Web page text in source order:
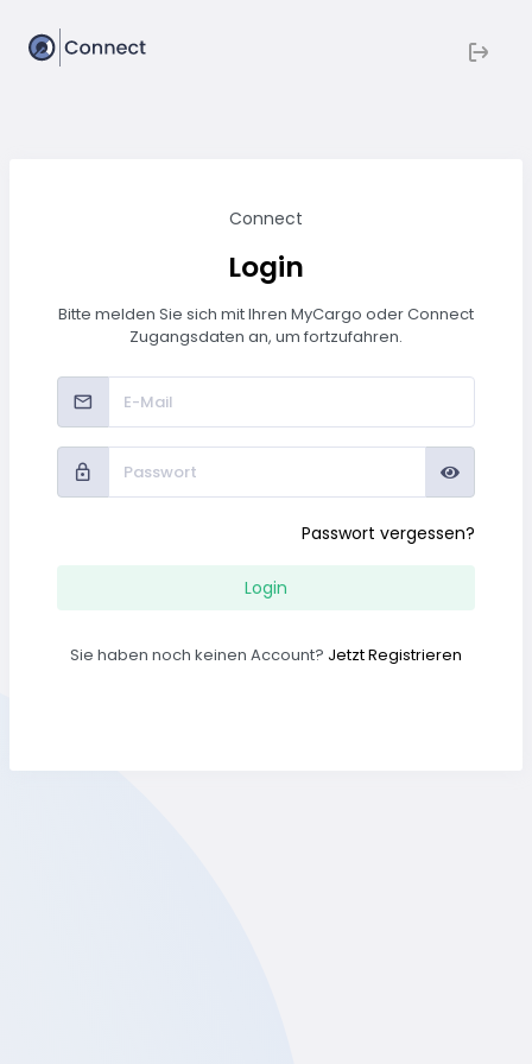
Connect
Login
Bitte melden Sie sich mit Ihren MyCargo oder Connect
Zugangsdaten an, um fortzufahren.
Passwort vergessen?
Login
Sie haben noch keinen Account? Jetzt Registrieren